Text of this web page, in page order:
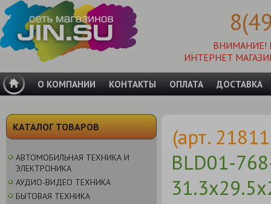
ВНИМАНИЕ!
ИНТЕРНЕТ
О КОМПАНИИ КОНТАКТЫ ОПЛАТА ДОСТАВКА
КАТАЛОГ ТОВАРОВ
АВТОМОБИЛЬНАЯ ТЕХНИКА И
ЭЛЕКТРОНИКА
АУДИО-ВИДЕО ТЕХНИКА
БЫТОВАЯ ТЕХНИКА
(арт.
BLD01-